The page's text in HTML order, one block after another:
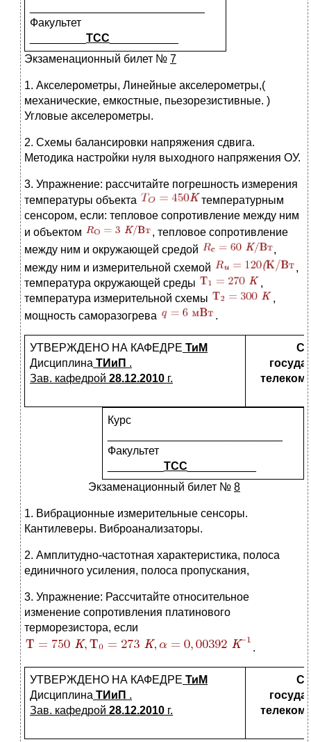
Факультет
ТСС
Экзаменационный билет № 7
1. Акселерометры, Линейные акселерометры,(
механические, емкостные, пьезорезистивные. )
Угловые акселерометры.
2. Схемы балансировки напряжения сдвига.
Методика настройки нуля выходного напряжения ОУ.
3. Упражнение: рассчитайте погрешность измерения
температуры объекта
температурным
сенсором, если: тепловое сопротивление между ним
и объектом
, тепловое сопротивление
между ним и окружающей средой
,
между ним и измерительной схемой
,
температура окружающей среды
,
температура измерительной схемы
,
мощность саморазогрева
.
УТВЕРЖДЕНО НА КАФЕДРЕ ТиМ
Дисциплина ТИиП .
Зав. кафедрой 28.12.2010 г.
Курс
Факультет
ТСС
Экзаменационный билет № 8
1. Вибрационные измерительные сенсоры.
Кантилеверы. Виброанализаторы.
2. Амплитудно-частотная характеристика, полоса
единичного усиления, полоса пропускания,
3. Упражнение: Рассчитайте относительное
изменение сопротивления платинового
терморезистора, если
.
УТВЕРЖДЕНО НА КАФЕДРЕ ТиМ
Дисциплина ТИиП .
Зав. кафедрой 28.12.2010 г.